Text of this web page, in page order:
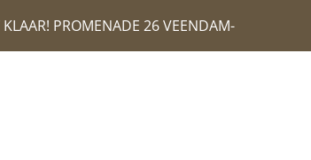
KLAAR! PROMENADE 26 VEENDAM-